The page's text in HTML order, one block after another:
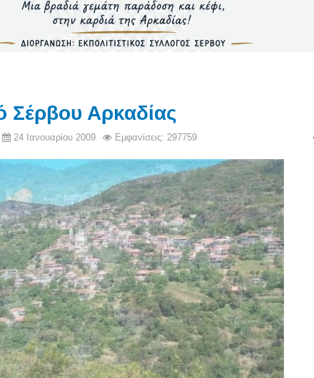
Σέρβου Αρκαδίας
24 Ιανουαρίου 2009 Εμφανίσεις: 297759